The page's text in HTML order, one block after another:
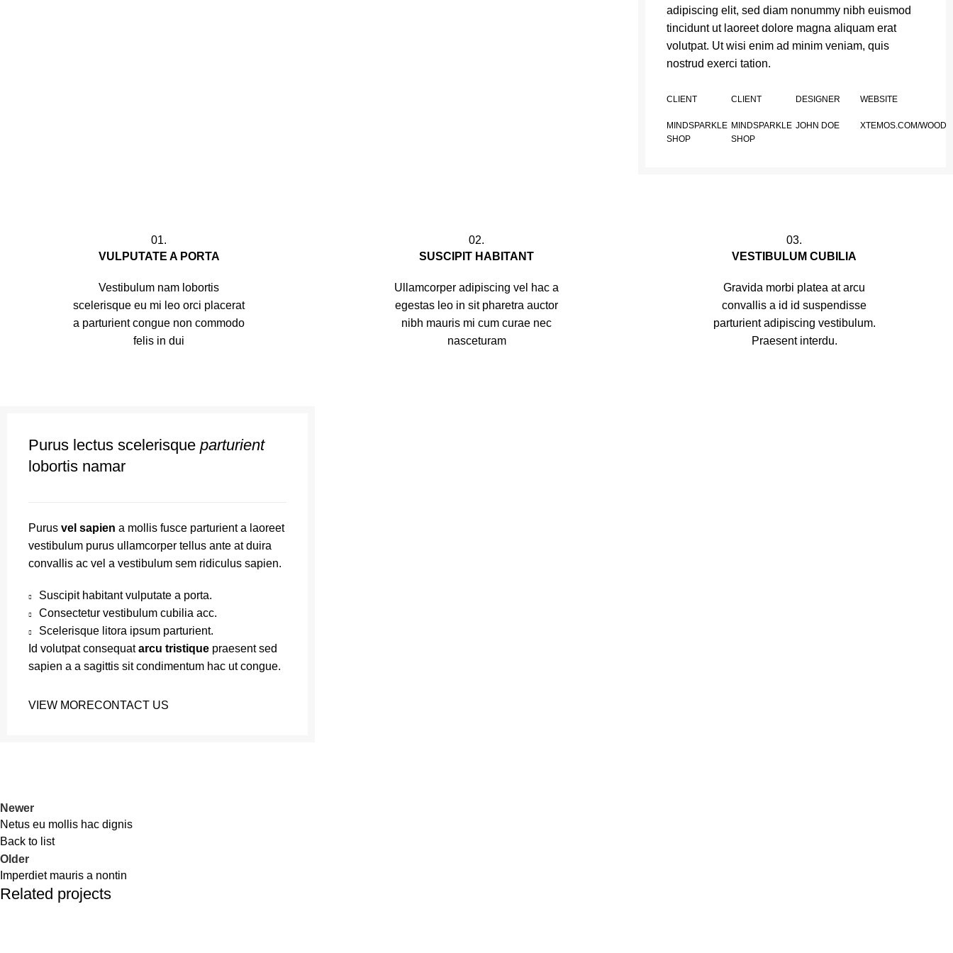
adipiscing elit, sed diam nonummy nibh euismod
tincidunt ut laoreet dolore magna aliquam erat
volutpat. Ut wisi enim ad minim veniam, quis
nostrud exerci tation.
CLIENT
MINDSPARKLE
SHOP
CLIENT
MINDSPARKLE
SHOP
DESIGNER
JOHN DOE
WEBSITE
XTEMOS.COM/WOOD
01.
VULPUTATE A PORTA
Vestibulum nam lobortis
scelerisque eu mi leo orci placerat
a parturient congue non commodo
felis in dui
02.
SUSCIPIT HABITANT
Ullamcorper adipiscing vel hac a
egestas leo in sit pharetra auctor
nibh mauris mi cum curae nec
nasceturam
03.
VESTIBULUM CUBILIA
Gravida morbi platea at arcu
convallis a id id suspendisse
parturient adipiscing vestibulum.
Praesent interdu.
Purus lectus scelerisque parturient
lobortis namar
Purus vel sapien a mollis fusce parturient a laoreet
vestibulum purus ullamcorper tellus ante at duira
convallis ac vel a vestibulum sem ridiculus sapien.
Suscipit habitant vulputate a porta.
Consectetur vestibulum cubilia acc.
Scelerisque litora ipsum parturient.
Id volutpat consequatarcu tristique praesent sed
sapien a a sagittis sit condimentum hac ut congue.
VIEW MORECONTACT US
Newer
Netus eu mollis hac dignis
Back to list
Older
Imperdiet mauris a nontin
Related projects